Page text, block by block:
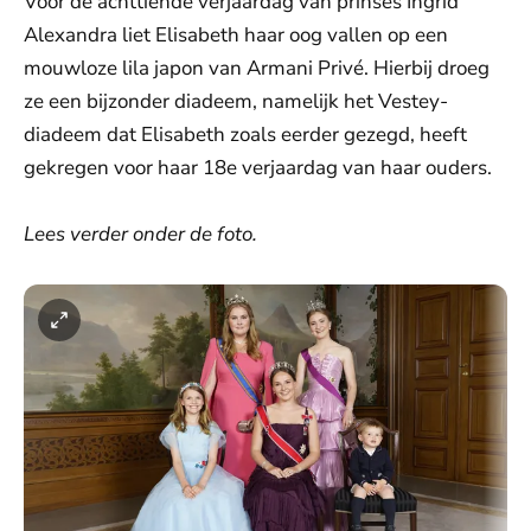
Alexandra liet Elisabeth haar oog vallen op een
mouwloze lila japon van Armani Privé. Hierbij droeg
ze een bijzonder diadeem, namelijk het Vestey-
diadeem dat Elisabeth zoals eerder gezegd, heeft
gekregen voor haar 18e verjaardag van haar ouders.
Lees verder onder de foto.